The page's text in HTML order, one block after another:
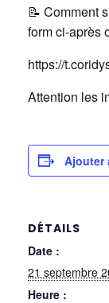
📝 Comment
form ci-après
https://
Attention les
Ajouter
DÉTAILS
Date :
21 septembre
Heure :